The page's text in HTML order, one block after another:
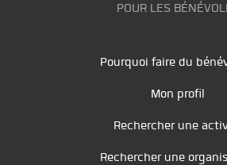
POUR LES
Pourquoi faire du
Mon profil
Rechercher une
Rechercher une